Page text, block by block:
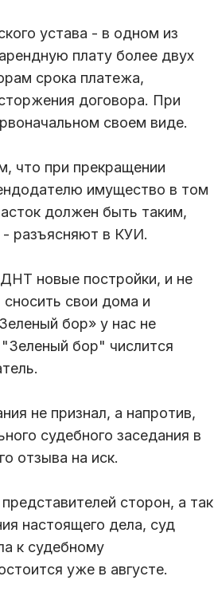
устава - в одном из
плату более двух
срока платежа,
договора. При
своем виде.
что при прекращении
имущество в том
должен быть таким,
- разъясняют в КУИ.
новые постройки, и не
свои дома и
бор» у нас не
бор" числится
не признал, а напротив,
судебного заседания в
отзыва на иск.
сторон, а так
настоящего дела, суд
к судебному
уже в августе.